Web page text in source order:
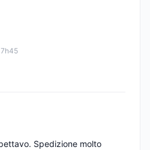
Spedizione molto